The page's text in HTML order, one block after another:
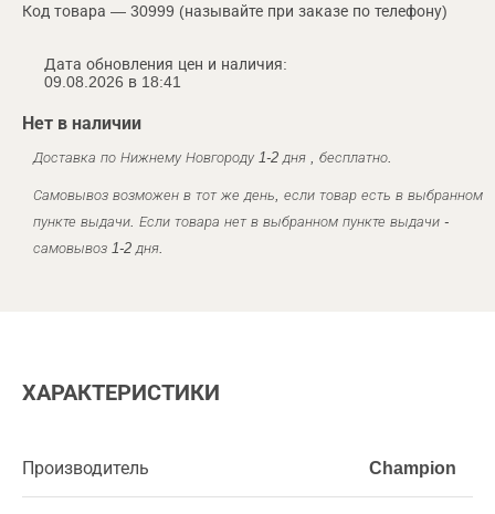
Код товара — 30999 (называйте при заказе по телефону)
Дата обновления цен и наличия:
09.08.2026 в 18:41
Нет в наличии
Доставка по Нижнему Новгороду 1-2 дня , бесплатно.
Самовывоз возможен в тот же день, если товар есть в выбранном
пункте выдачи. Если товара нет в выбранном пункте выдачи -
самовывоз 1-2 дня.
ХАРАКТЕРИСТИКИ
Производитель Champion